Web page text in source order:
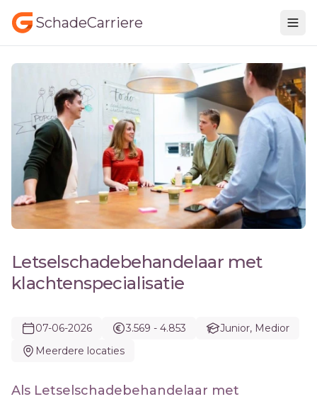
SchadeCarriere
Letselschadebehandelaar met
klachtenspecialisatie
07-06-2026 3.569 - 4.853
Junior, Medior
Meerdere locaties
Als Letselschadebehandelaar met